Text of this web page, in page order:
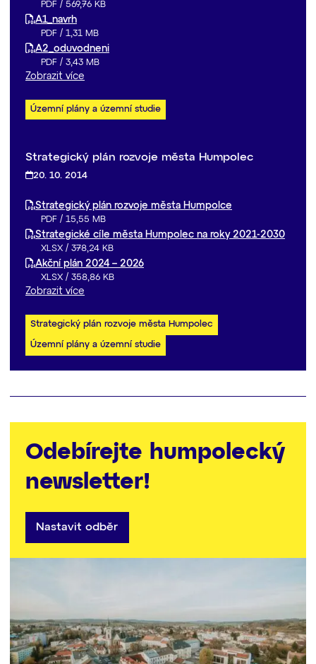
PDF / 569,76 KB
A1_navrh
PDF / 1,31 MB
A2_oduvodneni
PDF / 3,43 MB
Zobrazit více
Územní plány a územní studie
Strategický plán rozvoje města Humpolec
20. 10. 2014
Strategický plán rozvoje města Humpolce
PDF / 15,55 MB
Strategické cíle města Humpolec na roky 2021-2030
XLSX / 378,24 KB
Akční plán 2024 – 2026
XLSX / 358,86 KB
Zobrazit více
Strategický plán rozvoje města Humpolec
Územní plány a územní studie
Odebírejte humpolecký
newsletter!
Nastavit odběr